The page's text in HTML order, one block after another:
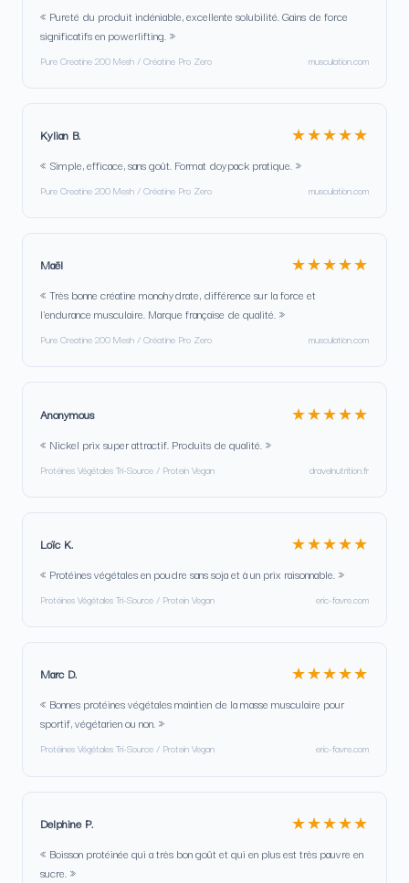
« Pureté du produit indéniable, excellente solubilité. Gains de force
significatifs en powerlifting. »
Pure Creatine 200 Mesh / Créatine Pro Zero musculation.com
Kylian B. ★★★★★
« Simple, efficace, sans goût. Format doypack pratique. »
Pure Creatine 200 Mesh / Créatine Pro Zero musculation.com
Maël ★★★★★
« Très bonne créatine monohydrate, différence sur la force et
l'endurance musculaire. Marque française de qualité. »
Pure Creatine 200 Mesh / Créatine Pro Zero musculation.com
Anonymous ★★★★★
« Nickel prix super attractif. Produits de qualité. »
Protéines Végétales Tri-Source / Protein Vegan dravelnutrition.fr
Loïc K. ★★★★★
« Protéines végétales en poudre sans soja et à un prix raisonnable. »
Protéines Végétales Tri-Source / Protein Vegan eric-favre.com
Marc D. ★★★★★
« Bonnes protéines végétales maintien de la masse musculaire pour
sportif, végétarien ou non. »
Protéines Végétales Tri-Source / Protein Vegan eric-favre.com
Delphine P. ★★★★★
« Boisson protéinée qui a très bon goût et qui en plus est très pauvre en
sucre. »